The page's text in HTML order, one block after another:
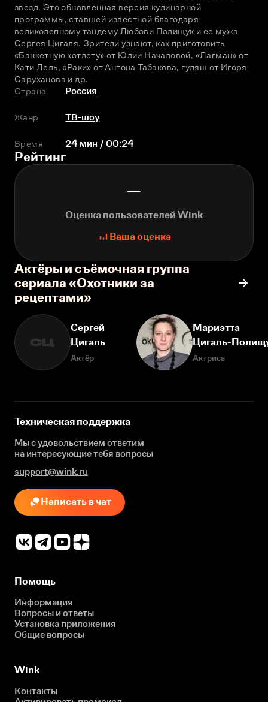
звезд. Это обновленная версия кулинарной
программы, ставшей известной благодаря
великолепному тандему Любови Полищук и ее мужа
Сергея Цигаля. Зрители узнают, как приготовить
«Банкетную котлету» от Юлии Началовой, «Лагман» от
Кати Лель, «Раки» от Антона Табакова, гуляш от Игоря
Саруханова и др.
Страна
Россия
Жанр ТВ-шоу
Время 24 мин / 00:24
Рейтинг
—
Оценка пользователей Wink
Ваша оценка
Актёры и съёмочная группа
сериала «Охотники за
рецептами»
СЦ
Сергей
Цигаль
Актёр
Мариэтта
Цигаль-
Актриса
Техническая поддержка
Мы с удовольствием ответим
на интересующиетебя вопросы
support@wink.ru
Написать в чат
Помощь
Информация
Вопросы и ответы
Установка приложения
Общие вопросы
Wink
Контакты